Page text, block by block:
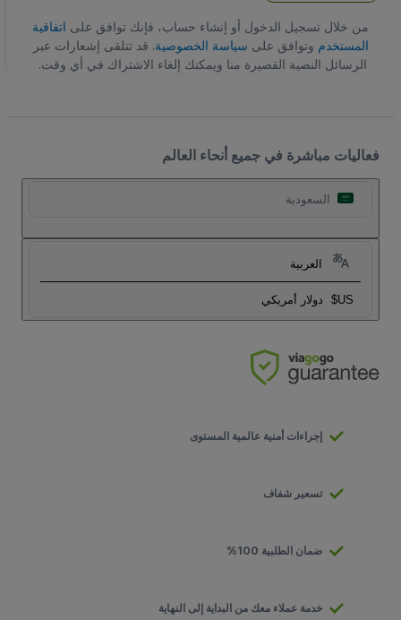
من خلال تسجيل الدخول أو إنشاء حساب، فإنك توافق على اتفاقية
المستخدم وتوافق على سياسة الخصوصية. قد تتلقى إشعارات عبر
الرسائل النصية القصيرة منا ويمكنك إلغاء الاشتراك في أي وقت.
فعاليات مباشرة في جميع أنحاء العالم
السعودية
العربية
US$ دولار أمريكي
إجراءات أمنية عالمية المستوى
تسعير شفاف
ضمان الطلبية 100%
خدمة عملاء معك من البداية إلى النهاية